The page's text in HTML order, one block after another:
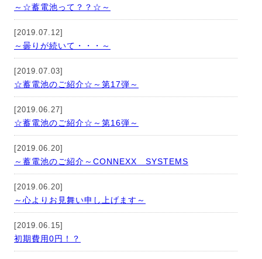
～☆蓄電池って？？☆～
[2019.07.12]
～曇りが続いて・・・～
[2019.07.03]
☆蓄電池のご紹介☆～第17弾～
[2019.06.27]
☆蓄電池のご紹介☆～第16弾～
[2019.06.20]
～蓄電池のご紹介～CONNEXX SYSTEMS
[2019.06.20]
～心よりお見舞い申し上げます～
[2019.06.15]
初期費用0円！？